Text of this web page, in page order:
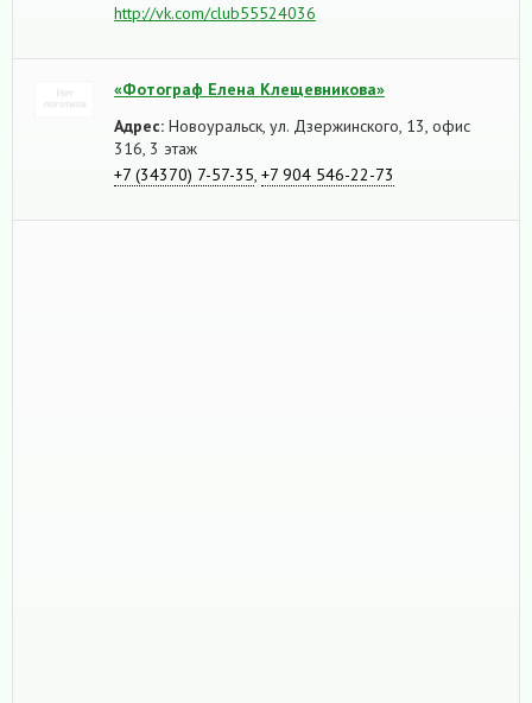
http://vk.com/club55524036
«Фотограф Елена Клещевникова»
Адрес: Новоуральск, ул. Дзержинского, 13, офис
316, 3 этаж
+7 (34370) 7-57-35 +7 904 546-22-73